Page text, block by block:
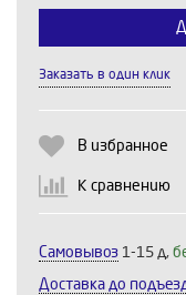
Заказать в один клик
В избранное
К сравнению
Самовывоз 1-15 д,
Доставка до